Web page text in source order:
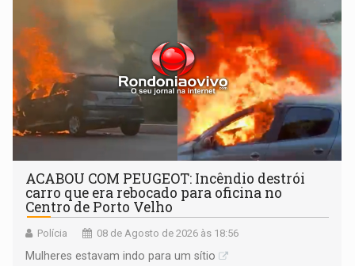
ACABOU COM PEUGEOT: Incêndio destrói
carro que era rebocado para oficina no
Centro de Porto Velho
Polícia 08 de Agosto de 2026 às 18:56
Mulheres estavam indo para um sítio